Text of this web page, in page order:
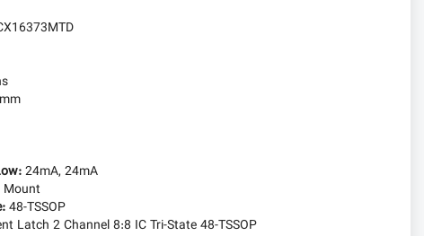
24mA, 24mA
Mount
48-TSSOP
Latch 2 Channel 8:8 IC Tri-State 48-TSSOP